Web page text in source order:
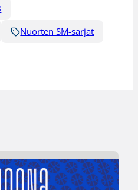
Nuorten SM-sarjat